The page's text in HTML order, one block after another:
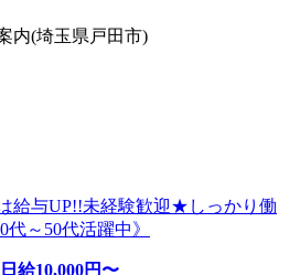
内(埼玉県戸田市)
給与UP!!未経験歓迎★しっかり働
～50代活躍中》
日給10,000円〜